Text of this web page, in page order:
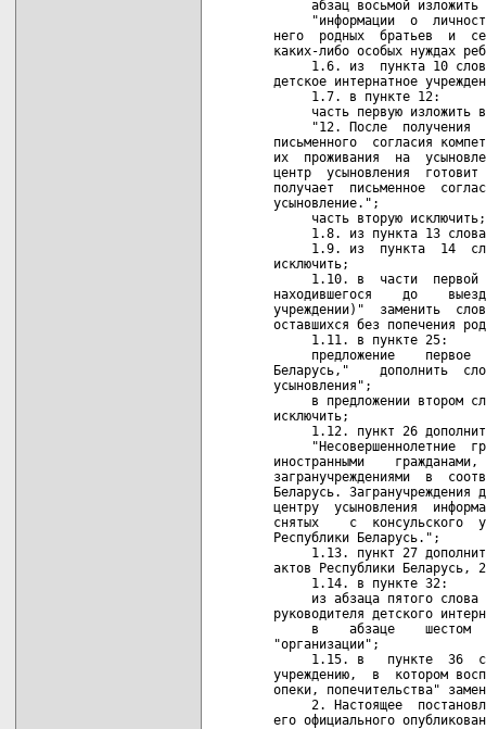
абзац восьмой изложить
"информации  о
него  родных  братьев  и
каких-либо особых нуждах
1.6. из  пункта 10
детское интернатное
     1.7. в пункте 12:
часть первую изложить
"12. После  получения
письменного  согласия
их  проживания  на
центр  усыновления
получает  письменное
усыновление.";
     часть вторую исключить;
1.8. из пункта 13
1.9. из  пункта  14
исключить;
1.10. в  части  первой
находившегося    до
учреждении)"  заменить
оставшихся без попечения
     1.11. в пункте 25:
предложение    первое
Беларусь,"    дополнить
усыновления";
в предложении втором
исключить;
1.12. пункт 26
"Несовершеннолетние
иностранными
загранучреждениями  в
Беларусь. Загранучреждения
центру  усыновления
снятых    с  консульского
Республики Беларусь.";
1.13. пункт 27
актов Республики
     1.14. в пункте 32:
из абзаца пятого слова
руководителя детского
в    абзаце    шестом
"организации";
1.15. в   пункте  36
учреждению,  в  котором
опеки, попечительства"
2. Настоящее
его официального